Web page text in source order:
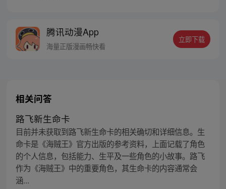
腾讯动漫App
海量正版漫画畅快看
立即下载
相关问答
路飞新生命卡
目前并未获取到路飞新生命卡的相关确切和详细信息。生
命卡是《海贼王》官方出版的参考资料，上面记载了角色
的个人信息，包括能力、生平及一些角色的小故事。路飞
作为《海贼王》中的重要角色，其生命卡的内容通常会
涵...